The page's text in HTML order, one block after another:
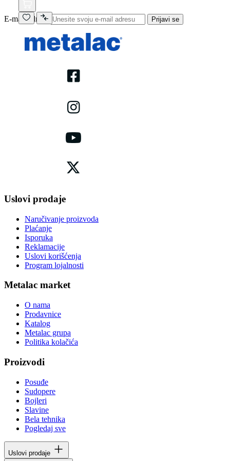
E-mail adresa Prijavi se
Uslovi prodaje
Naručivanje proizvoda
Plaćanje
Isporuka
Reklamacije
Uslovi korišćenja
Program lojalnosti
Metalac market
O nama
Prodavnice
Katalog
Metalac grupa
Politika kolačića
Proizvodi
Posuđe
Sudopere
Bojleri
Slavine
Bela tehnika
Pogledaj sve
Uslovi prodaje